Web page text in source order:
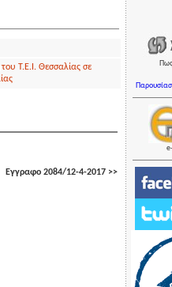
Τ.Ε.Ι. Θεσσαλίας σε
Εγγραφο 2084/12-4-2017 >>